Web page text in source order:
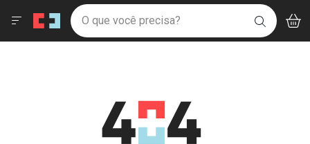
Drogaria São Paulo
Ir direto para a home
pela página
Ir direto para o conteúdo
Ir direto para a busca
Ir direto para o carrinho
Ir direto para o menu
Faça a sua busca
O que você precisa? BUSCAR
Menu